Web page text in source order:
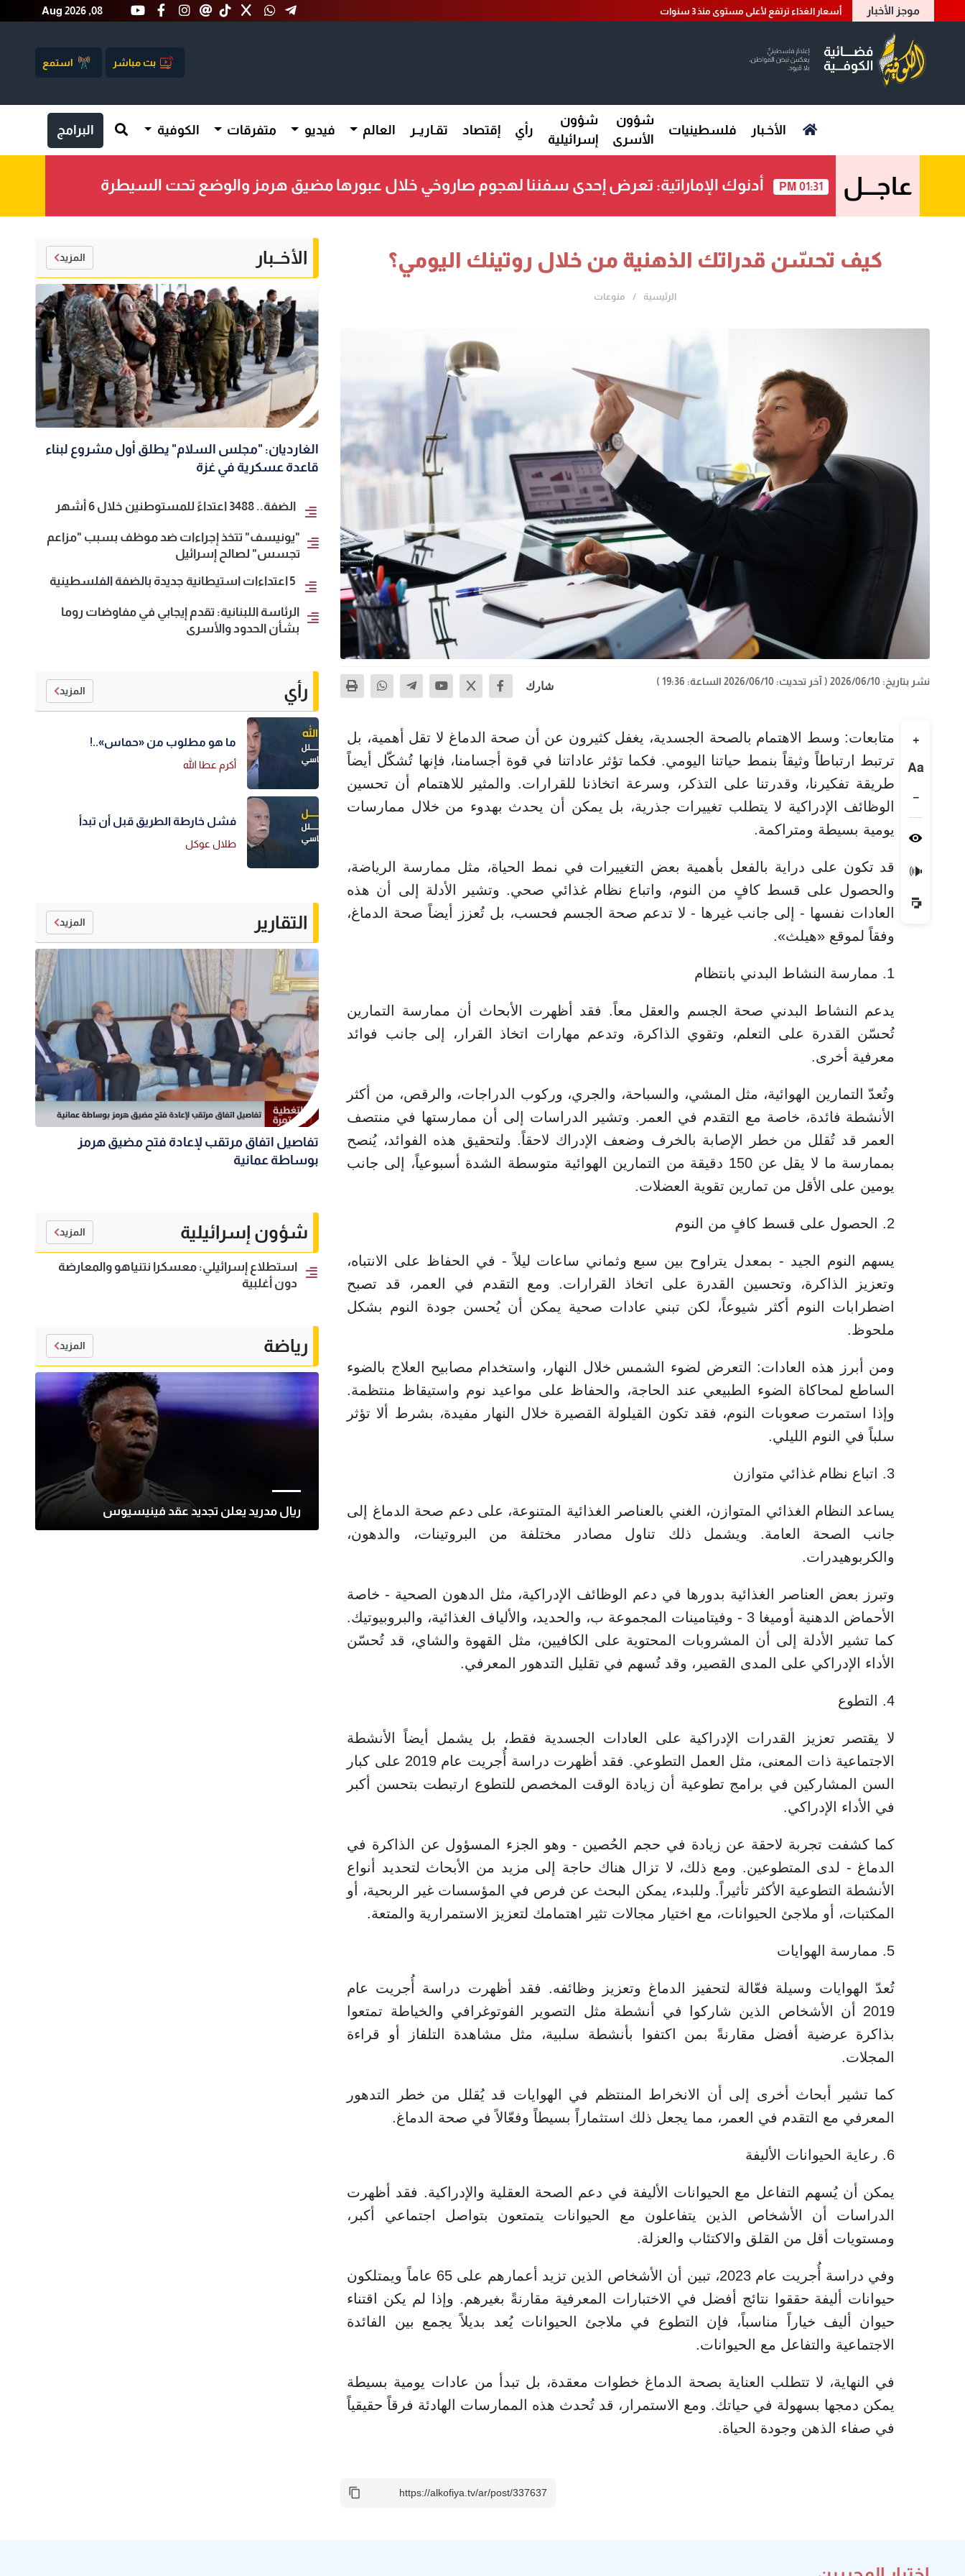
موجز الأخبار أسعار الغذاء ترتفع لأعلى مستوى منذ 3 سنوات Aug 2026 ,08
بث مباشر استمع
الأخـبار فلسطينيات
شؤون
الأسرى
شؤون
إسرائيلية
رأي إقتصاد تقـاريــر العالم فيديو متفرقات الكوفية البرامج
عاجـــل 01:31 PM أدنوك الإماراتية: تعرض إحدى سفننا لهجوم صاروخي خلال عبورها مضيق هرمز والوضع تحت السيطرة
كيف تحسّن قدراتك الذهنية من خلال روتينك اليومي؟
الرئيسية منوعات
نشر بتاريخ: 2026/06/10 ( آخر تحديث: 2026/06/10 الساعة: 19:36 ) شارك
+
Aa
−
🔊
متابعات: وسط الاهتمام بالصحة الجسدية، يغفل كثيرون عن أن صحة الدماغ لا تقل أهمية، بل
ترتبط ارتباطاً وثيقاً بنمط حياتنا اليومي. فكما تؤثر عاداتنا في قوة أجسامنا، فإنها تُشكّل أيضاً
طريقة تفكيرنا، وقدرتنا على التذكر، وسرعة اتخاذنا للقرارات. والمثير للاهتمام أن تحسين
الوظائف الإدراكية لا يتطلب تغييرات جذرية، بل يمكن أن يحدث بهدوء من خلال ممارسات
يومية بسيطة ومتراكمة.
قد تكون على دراية بالفعل بأهمية بعض التغييرات في نمط الحياة، مثل ممارسة الرياضة،
والحصول على قسط كافٍ من النوم، واتباع نظام غذائي صحي. وتشير الأدلة إلى أن هذه
العادات نفسها - إلى جانب غيرها - لا تدعم صحة الجسم فحسب، بل تُعزز أيضاً صحة الدماغ،
وفقاً لموقع «هيلث».
1. ممارسة النشاط البدني بانتظام
يدعم النشاط البدني صحة الجسم والعقل معاً. فقد أظهرت الأبحاث أن ممارسة التمارين
تُحسّن القدرة على التعلم، وتقوي الذاكرة، وتدعم مهارات اتخاذ القرار، إلى جانب فوائد
معرفية أخرى.
وتُعدّ التمارين الهوائية، مثل المشي، والسباحة، والجري، وركوب الدراجات، والرقص، من أكثر
الأنشطة فائدة، خاصة مع التقدم في العمر. وتشير الدراسات إلى أن ممارستها في منتصف
العمر قد تُقلل من خطر الإصابة بالخرف وضعف الإدراك لاحقاً. ولتحقيق هذه الفوائد، يُنصح
بممارسة ما لا يقل عن 150 دقيقة من التمارين الهوائية متوسطة الشدة أسبوعياً، إلى جانب
يومين على الأقل من تمارين تقوية العضلات.
2. الحصول على قسط كافٍ من النوم
يسهم النوم الجيد - بمعدل يتراوح بين سبع وثماني ساعات ليلاً - في الحفاظ على الانتباه،
وتعزيز الذاكرة، وتحسين القدرة على اتخاذ القرارات. ومع التقدم في العمر، قد تصبح
اضطرابات النوم أكثر شيوعاً، لكن تبني عادات صحية يمكن أن يُحسن جودة النوم بشكل
ملحوظ.
ومن أبرز هذه العادات: التعرض لضوء الشمس خلال النهار، واستخدام مصابيح العلاج بالضوء
الساطع لمحاكاة الضوء الطبيعي عند الحاجة، والحفاظ على مواعيد نوم واستيقاظ منتظمة.
وإذا استمرت صعوبات النوم، فقد تكون القيلولة القصيرة خلال النهار مفيدة، بشرط ألا تؤثر
سلباً في النوم الليلي.
3. اتباع نظام غذائي متوازن
يساعد النظام الغذائي المتوازن، الغني بالعناصر الغذائية المتنوعة، على دعم صحة الدماغ إلى
جانب الصحة العامة. ويشمل ذلك تناول مصادر مختلفة من البروتينات، والدهون،
والكربوهيدرات.
وتبرز بعض العناصر الغذائية بدورها في دعم الوظائف الإدراكية، مثل الدهون الصحية - خاصة
الأحماض الدهنية أوميغا 3 - وفيتامينات المجموعة ب، والحديد، والألياف الغذائية، والبروبيوتيك.
كما تشير الأدلة إلى أن المشروبات المحتوية على الكافيين، مثل القهوة والشاي، قد تُحسّن
الأداء الإدراكي على المدى القصير، وقد تُسهم في تقليل التدهور المعرفي.
4. التطوع
لا يقتصر تعزيز القدرات الإدراكية على العادات الجسدية فقط، بل يشمل أيضاً الأنشطة
الاجتماعية ذات المعنى، مثل العمل التطوعي. فقد أظهرت دراسة أُجريت عام 2019 على كبار
السن المشاركين في برامج تطوعية أن زيادة الوقت المخصص للتطوع ارتبطت بتحسن أكبر
في الأداء الإدراكي.
كما كشفت تجربة لاحقة عن زيادة في حجم الحُصين - وهو الجزء المسؤول عن الذاكرة في
الدماغ - لدى المتطوعين. ومع ذلك، لا تزال هناك حاجة إلى مزيد من الأبحاث لتحديد أنواع
الأنشطة التطوعية الأكثر تأثيراً. وللبدء، يمكن البحث عن فرص في المؤسسات غير الربحية، أو
المكتبات، أو ملاجئ الحيوانات، مع اختيار مجالات تثير اهتمامك لتعزيز الاستمرارية والمتعة.
5. ممارسة الهوايات
تُعدّ الهوايات وسيلة فعّالة لتحفيز الدماغ وتعزيز وظائفه. فقد أظهرت دراسة أُجريت عام
2019 أن الأشخاص الذين شاركوا في أنشطة مثل التصوير الفوتوغرافي والخياطة تمتعوا
بذاكرة عرضية أفضل مقارنةً بمن اكتفوا بأنشطة سلبية، مثل مشاهدة التلفاز أو قراءة
المجلات.
كما تشير أبحاث أخرى إلى أن الانخراط المنتظم في الهوايات قد يُقلل من خطر التدهور
المعرفي مع التقدم في العمر، مما يجعل ذلك استثماراً بسيطاً وفعّالاً في صحة الدماغ.
6. رعاية الحيوانات الأليفة
يمكن أن يُسهم التفاعل مع الحيوانات الأليفة في دعم الصحة العقلية والإدراكية. فقد أظهرت
الدراسات أن الأشخاص الذين يتفاعلون مع الحيوانات يتمتعون بتواصل اجتماعي أكبر،
ومستويات أقل من القلق والاكتئاب والعزلة.
وفي دراسة أُجريت عام 2023، تبين أن الأشخاص الذين تزيد أعمارهم على 65 عاماً ويمتلكون
حيوانات أليفة حققوا نتائج أفضل في الاختبارات المعرفية مقارنةً بغيرهم. وإذا لم يكن اقتناء
حيوان أليف خياراً مناسباً، فإن التطوع في ملاجئ الحيوانات يُعد بديلاً يجمع بين الفائدة
الاجتماعية والتفاعل مع الحيوانات.
في النهاية، لا تتطلب العناية بصحة الدماغ خطوات معقدة، بل تبدأ من عادات يومية بسيطة
يمكن دمجها بسهولة في حياتك. ومع الاستمرار، قد تُحدث هذه الممارسات الهادئة فرقاً حقيقياً
في صفاء الذهن وجودة الحياة.
الأخــبار المزيد
الغارديان: "مجلس السلام" يطلق أول مشروع لبناء
قاعدة عسكرية في غزة
الضفة.. 3488 اعتداءً للمستوطنين خلال 6 أشهر
"يونيسف" تتخذ إجراءات ضد موظف بسبب "مزاعم
تجسس" لصالح إسرائيل
5 اعتداءات استيطانية جديدة بالضفة الفلسطينية
الرئاسة اللبنانية: تقدم إيجابي في مفاوضات روما
بشأن الحدود والأسرى
رأي المزيد
ما هو مطلوب من «حماس»..!
أكرم عطا الله
فشل خارطة الطريق قبل أن تبدأ
طلال عوكل
التقارير المزيد
تفاصيل اتفاق مرتقب لإعادة فتح مضيق هرمز
بوساطة عمانية
شؤون إسرائيلية المزيد
استطلاع إسرائيلي: معسكرا نتنياهو والمعارضة
دون أغلبية
رياضة المزيد
ريال مدريد يعلن تجديد عقد فينيسيوس